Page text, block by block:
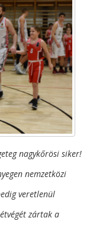
nagykőrösi siker!
nemzetközi
veretlenül
zártak a